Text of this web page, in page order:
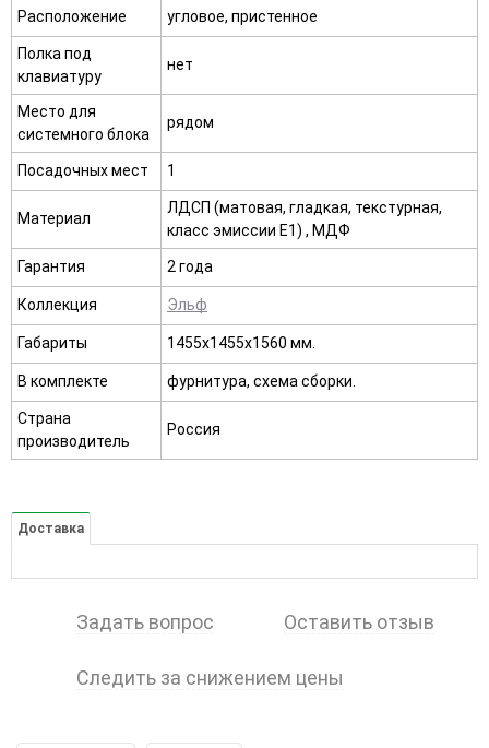
Расположение угловое, пристенное
Полка под
клавиатуру
нет
Место для
системного блока
рядом
Посадочных мест 1
Материал
ЛДСП (матовая, гладкая, текстурная,
класс эмиссии E1) , МДФ
Гарантия 2 года
Коллекция Эльф
Габариты 1455х1455х1560 мм.
В комплекте фурнитура, схема сборки.
Страна
производитель
Россия
Доставка
Задать вопрос Оставить отзыв
Следить за снижением цены